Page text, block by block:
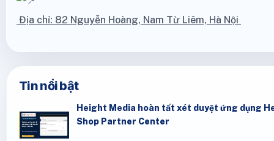
Địa chỉ: 82 Nguyễn Hoàng, Nam Từ Liêm, Hà Nội
Tin nổi bật
Height Media hoàn tất xét duyệt ứng dụng
Shop Partner Center